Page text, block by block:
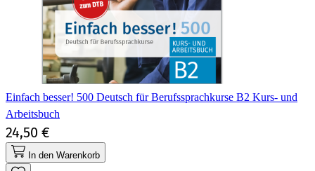
Einfach besser! 500 Deutsch für Berufssprachkurse B2 Kurs- und
Arbeitsbuch
24,50 €
In den Warenkorb